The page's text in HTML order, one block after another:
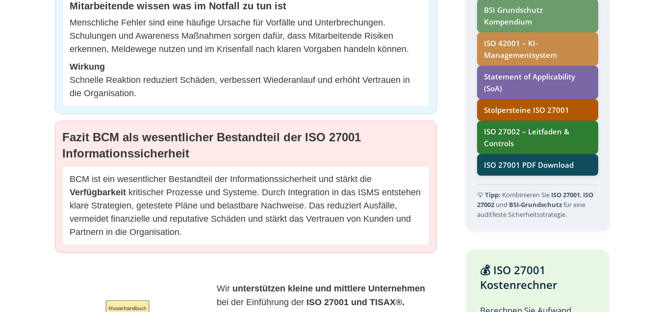
Mitarbeitende wissen was im Notfall zu tun ist
Menschliche Fehler sind eine häufige Ursache für Vorfälle und Unterbrechungen.
Schulungen und Awareness Maßnahmen sorgen dafür, dass Mitarbeitende Risiken
erkennen, Meldewege nutzen und im Krisenfall nach klaren Vorgaben handeln können.
Wirkung
Schnelle Reaktion reduziert Schäden, verbessert Wiederanlauf und erhöht Vertrauen in
die Organisation.
Fazit BCM als wesentlicher Bestandteil der ISO 27001
Informationssicherheit
BCM ist ein wesentlicher Bestandteil der Informationssicherheit und stärkt die
Verfügbarkeit kritischer Prozesse und Systeme. Durch Integration in das ISMS entstehen
klare Strategien, getestete Pläne und belastbare Nachweise. Das reduziert Ausfälle,
vermeidet finanzielle und reputative Schäden und stärkt das Vertrauen von Kunden und
Partnern in die Organisation.
Wir unterstützen kleine und mittlere Unternehmen
bei der Einführung der ISO 27001 und TISAX®.
BSI Grundschutz
Kompendium
ISO 42001 – KI-
Managementsystem
Statement of Applicability
(SoA)
Stolpersteine ISO 27001
ISO 27002 – Leitfaden &
Controls
ISO 27001 PDF Download
💡Tipp: Kombinieren Sie ISO 27001, ISO
27002 und BSI-Grundschutzfür eine
auditfeste Sicherheitsstrategie.
💰 ISO 27001
Kostenrechner